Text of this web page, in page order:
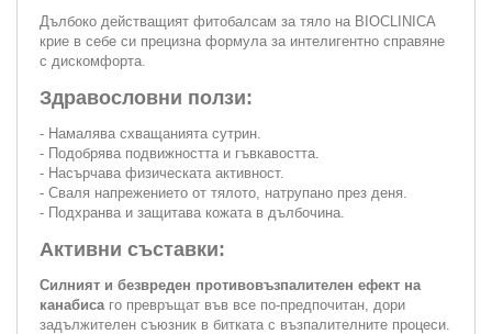
Дълбоко действащият фитобалсам за тяло на BIOCLINICA
крие в себе си прецизна формула за интелигентно справяне
с дискомфорта.
Здравословни ползи:
- Намалява схващанията сутрин.
- Подобрява подвижността и гъвкавостта.
- Насърчава физическата активност.
- Сваля напрежението от тялото, натрупано през деня.
- Подхранва и защитава кожата в дълбочина.
Активни съставки:
Силният и безвреден противовъзпалителен ефект на
канабиса го превръщат във все по-предпочитан, дори
задължителен съюзник в битката с възпалителните процеси.